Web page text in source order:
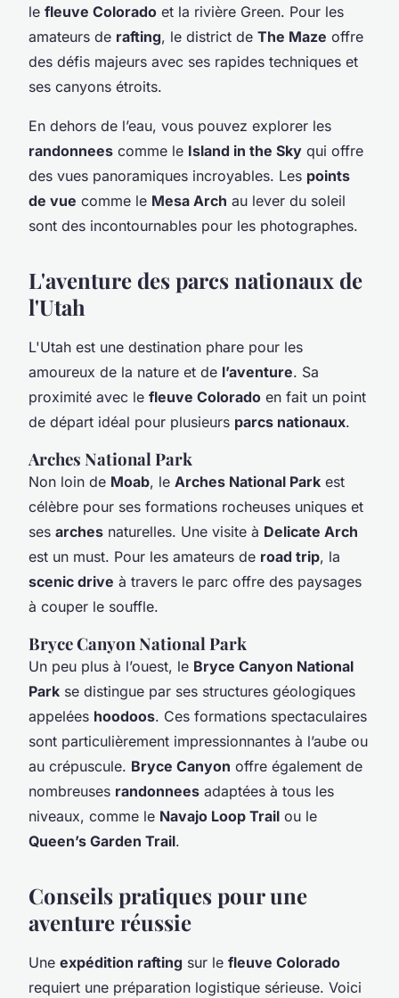
le fleuve Colorado et la rivière Green. Pour les
amateurs de rafting, le district de The Maze offre
des défis majeurs avec ses rapides techniques et
ses canyons étroits.
En dehors de l’eau, vous pouvez explorer les
randonnees comme le Island in the Sky qui offre
des vues panoramiques incroyables. Les points
de vue comme le Mesa Arch au lever du soleil
sont des incontournables pour les photographes.
L'aventure des parcs nationaux de
l'Utah
L'Utah est une destination phare pour les
amoureux de la nature et de l’aventure. Sa
proximité avec le fleuve Colorado en fait un point
de départ idéal pour plusieurs parcs nationaux.
Arches National Park
Non loin de Moab, le Arches National Park est
célèbre pour ses formations rocheuses uniques et
ses arches naturelles. Une visite à Delicate Arch
est un must. Pour les amateurs de road trip, la
scenic drive à travers le parc offre des paysages
à couper le souffle.
Bryce Canyon National Park
Un peu plus à l’ouest, le Bryce Canyon National
Park se distingue par ses structures géologiques
appelées hoodoos. Ces formations spectaculaires
sont particulièrement impressionnantes à l’aube ou
au crépuscule. Bryce Canyon offre également de
nombreuses randonnees adaptées à tous les
niveaux, comme le Navajo Loop Trail ou le
Queen’s Garden Trail.
Conseils pratiques pour une
aventure réussie
Une expédition rafting sur le fleuve Colorado
requiert une préparation logistique sérieuse. Voici